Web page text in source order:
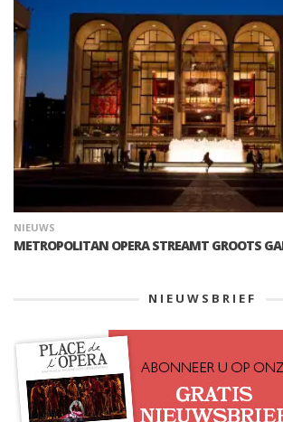
NIEUWS
METROPOLITAN OPERA STREAMT GROOTS
NIEUWSBRIEF